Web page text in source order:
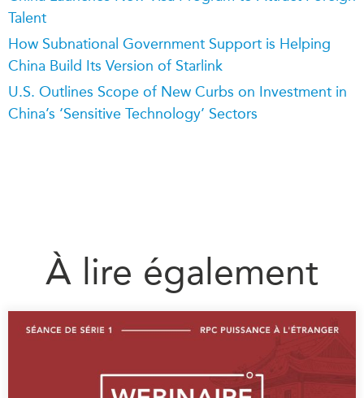
Talent
How Subnational Government Support is Helping
China Build Its Version of Starlink
U.S. Outlines Scope of New Curbs on Investment in
China’s ‘Sensitive Technology’ Sectors
À lire également